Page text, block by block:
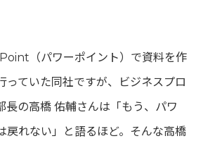
（パワーポイント）で資料を作
っていた同社ですが、ビジネスプロ
長の高橋 佑輔さんは「もう、パワ
戻れない」と語るほど。そんな高橋